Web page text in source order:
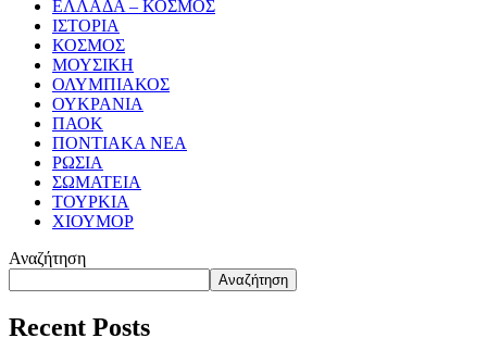
ΕΛΛΑΔΑ – ΚΟΣΜΟΣ
ΙΣΤΟΡΙΑ
ΚΟΣΜΟΣ
ΜΟΥΣΙΚΗ
ΟΛΥΜΠΙΑΚΟΣ
ΟΥΚΡΑΝΙΑ
ΠΑΟΚ
ΠΟΝΤΙΑΚΑ ΝΕΑ
ΡΩΣΙΑ
ΣΩΜΑΤΕΙΑ
ΤΟΥΡΚΙΑ
ΧΙΟΥΜΟΡ
Αναζήτηση
Αναζήτηση
Recent Posts